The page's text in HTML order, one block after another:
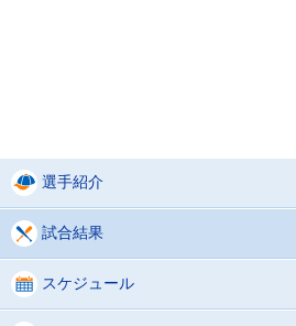
選手紹介
試合結果
スケジュール